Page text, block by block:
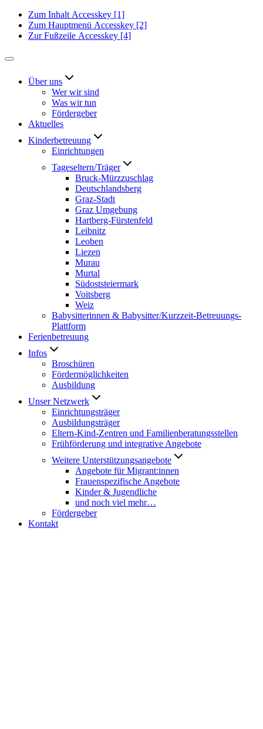
Zum Inhalt Accesskey [1]
Zum Hauptmenü Accesskey [2]
Zur Fußzeile Accesskey [4]
Über uns
Wer wir sind
Was wir tun
Fördergeber
Aktuelles
Kinderbetreuung
Einrichtungen
Tageseltern/Träger
Bruck-Mürzzuschlag
Deutschlandsberg
Graz-Stadt
Graz Umgebung
Hartberg-Fürstenfeld
Leibnitz
Leoben
Liezen
Murau
Murtal
Südoststeiermark
Voitsberg
Weiz
Babysitterinnen & Babysitter/Kurzzeit-Betreuungs-
Plattform
Ferienbetreuung
Infos
Broschüren
Fördermöglichkeiten
Ausbildung
Unser Netzwerk
Einrichtungsträger
Ausbildungsträger
Eltern-Kind-Zentren und Familienberatungsstellen
Frühförderung und integrative Angebote
Weitere Unterstützungsangebote
Angebote für Migrant:innen
Frauenspezifische Angebote
Kinder & Jugendliche
und noch viel mehr…
Fördergeber
Kontakt